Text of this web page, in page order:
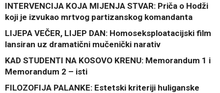
INTERVENCIJA KOJA MIJENJA STVAR: Priča o Hodži
koji je izvukao mrtvog partizanskog komandanta
LIJEPA VEČER, LIJEP DAN: Homoseksploatacijski film
lansiran uz dramatični mučenički narativ
KAD STUDENTI NA KOSOVO KRENU: Memorandum 1 i
Memorandum 2 – isti
FILOZOFIJA PALANKE: Estetski kriteriji huliganske